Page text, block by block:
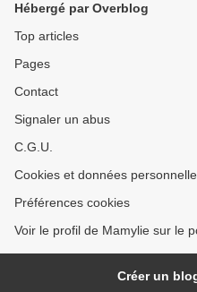
Hébergé par Overblog
Top articles
Pages
Contact
Signaler un abus
C.G.U.
Cookies et données
Préférences cookies
Voir le profil de Mamylie sur le
Créer un